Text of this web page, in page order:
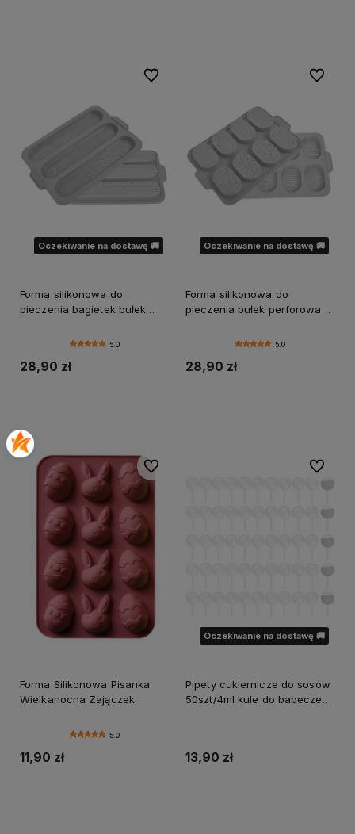
Oczekiwanie na dostawę 🚚
Forma silikonowa do
pieczenia bagietek bułek
5.0
28,90 zł
Do ulubionych
Oczekiwanie na dostawę 🚚
Forma silikonowa do
pieczenia bułek perforowana
5.0
28,90 zł
Do
Forma Silikonowa Pisanka
Wielkanocna Zajączek
5.0
11,90 zł
Do ulubionych
Oczekiwanie na dostawę 🚚
Pipety cukiernicze do sosów
50szt/4ml kule do babeczek i
13,90 zł
Do